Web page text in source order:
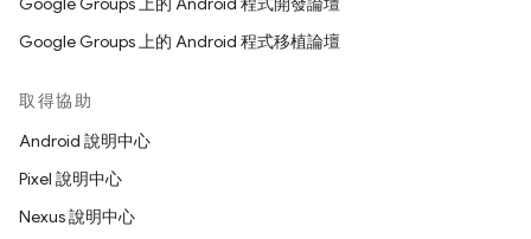
Google Groups 上的 Android 程式移植論壇
取得協助
Android 說明中心
Pixel 說明中心
Nexus 說明中心